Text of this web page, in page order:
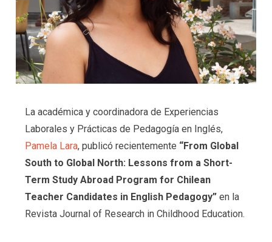
La académica y coordinadora de Experiencias
Laborales y Prácticas de Pedagogía en Inglés,
Pamela Lara, publicó recientemente “From Global
South to Global North: Lessons from a Short-
Term Study Abroad Program for Chilean
Teacher Candidates in English Pedagogy”en la
Revista Journal of Research in Childhood Education.